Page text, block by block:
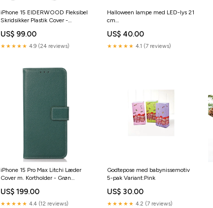
iPhone 15 EIDERWOOD Fleksibel
Skridsikker Plastik Cover -
6-46mm
US$ 99.00
★★★★★ 4.9 (24 reviews)
Halloween lampe med LED-lys 21
cm
US$ 40.00
★★★★★ 4.1 (7 reviews)
iPhone 15 Pro Max Litchi Læder
Cover m. Kortholder - Grøn
US$ 199.00
★★★★★ 4.4 (12 reviews)
Godtepose med babynissemotiv
5-pak Variant:Pink
US$ 30.00
★★★★★ 4.2 (7 reviews)